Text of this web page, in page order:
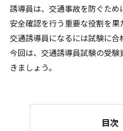
誘導員は、交通事故を防ぐた
安全確認を行う重要な役割を果
交通誘導員になるには試験に合
今回は、交通誘導員試験の受
きましょう。
目次